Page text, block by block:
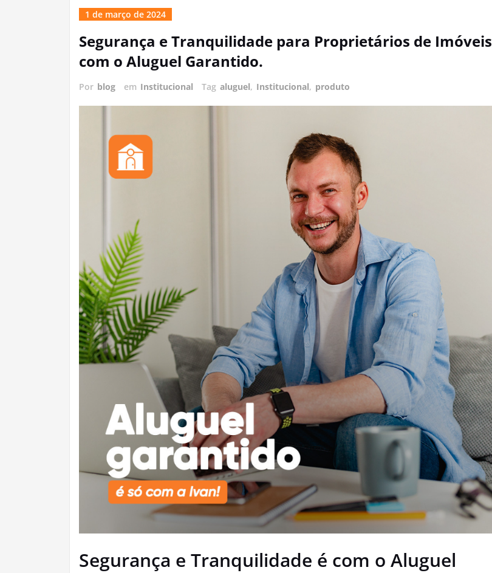
1 de março de 2024
Segurança e Tranquilidade para Proprietários de Imóveis
com o Aluguel Garantido.
Por blog em Institucional Tag aluguel, Institucional, produto
Segurança e Tranquilidade é com o Aluguel